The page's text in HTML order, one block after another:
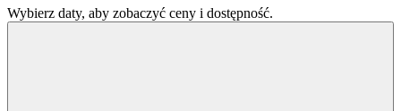
Wybierz daty, aby zobaczyć ceny i dostępność.